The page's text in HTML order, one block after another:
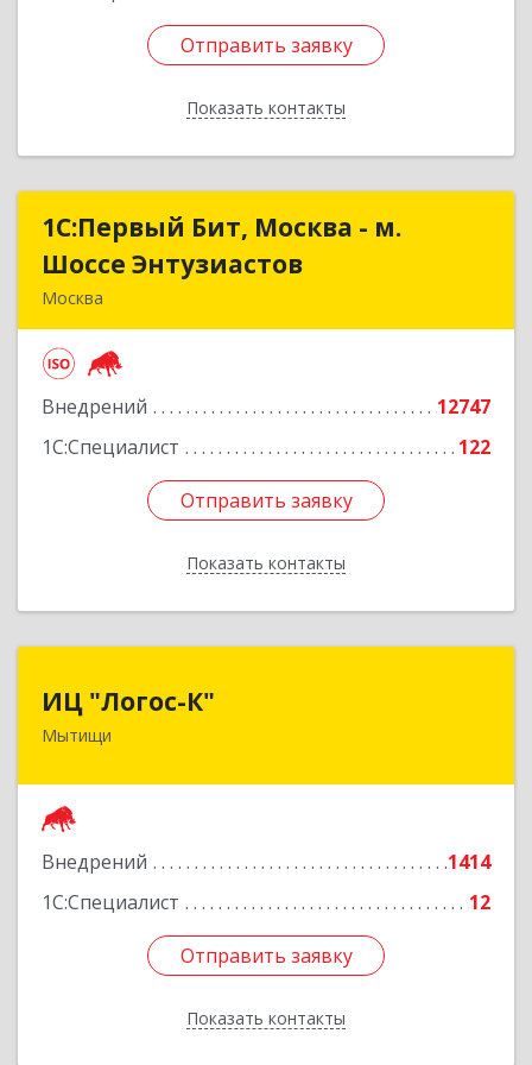
Отправить заявку
Показать контакты
Отправить заявку
Назад
1С:Первый Бит, Москва - м.
Шоссе Энтузиастов
Москва
Внедрений
12747
1С:Специалист
122
Отправить заявку
Показать контакты
1С:Первый Бит, Москва - м.
Шоссе Энтузиастов
Подробнее
Отправить заявку
Назад
ИЦ "Логос-К"
Мытищи
Внедрений
1414
1С:Специалист
12
Отправить заявку
Показать контакты
141008, Московская обл, Мытищи г, Мира ул,
Отправить заявку
Назад